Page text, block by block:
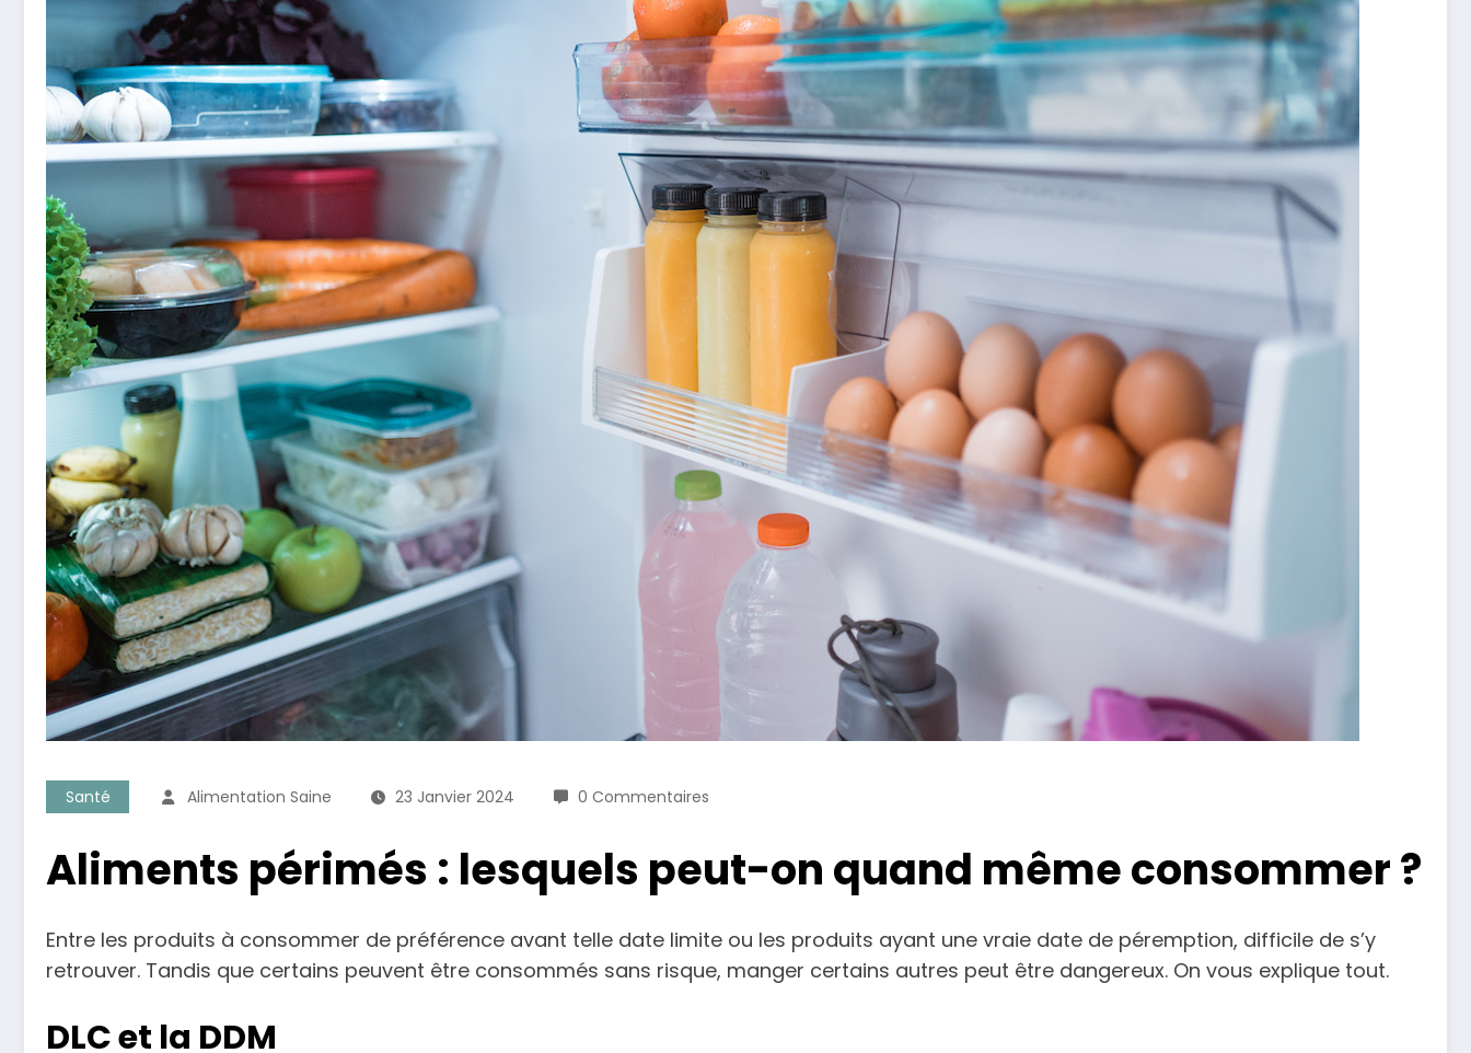
Santé Alimentation Saine 23 Janvier 2024 0 Commentaires
Aliments périmés : lesquels peut-on quand même consommer ?
Entre les produits à consommer de préférence avant telle date limite ou les produits ayant une vraie date de péremption, difficile de s’y
retrouver. Tandis que certains peuvent être consommés sans risque, manger certains autres peut être dangereux. On vous explique tout.
DLC et la DDM